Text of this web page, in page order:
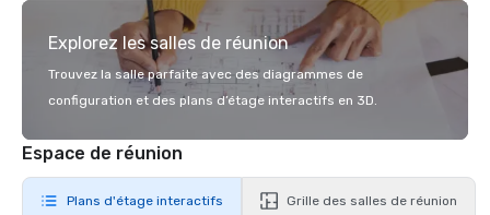
Explorez les salles de réunion
Trouvez la salle parfaite avec des diagrammes de
configuration et des plans d’étage interactifs en 3D.
Espace de réunion
Plans d'étage interactifs Grille des salles de réunion